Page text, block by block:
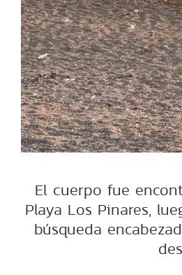
El cuerpo fue
Playa Los Pinares,
búsqueda